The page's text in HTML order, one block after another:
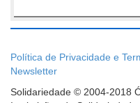
Política de Privacidade e
Newsletter
Solidariedade © 2004-2018